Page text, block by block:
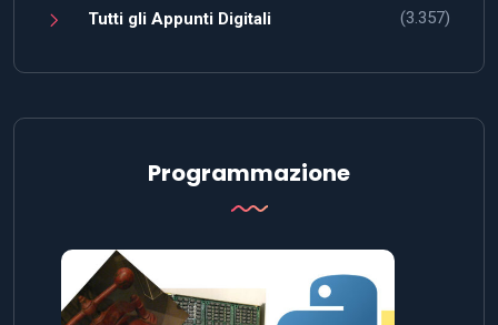
Tutti gli Appunti Digitali (3.357)
Programmazione